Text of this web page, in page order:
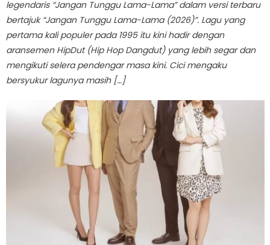
legendaris “Jangan Tunggu Lama-Lama” dalam versi terbaru
bertajuk “Jangan Tunggu Lama-Lama (2026)”. Lagu yang
pertama kali populer pada 1995 itu kini hadir dengan
aransemen HipDut (Hip Hop Dangdut) yang lebih segar dan
mengikuti selera pendengar masa kini. Cici mengaku
bersyukur lagunya masih […]